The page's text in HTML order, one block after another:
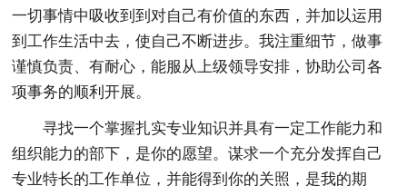
一切事情中吸收到到对自己有价值的东西，并加以运用
到工作生活中去，使自己不断进步。我注重细节，做事
谨慎负责、有耐心，能服从上级领导安排，协助公司各
项事务的顺利开展。
寻找一个掌握扎实专业知识并具有一定工作能力和
组织能力的部下，是你的愿望。谋求一个充分发挥自己
专业特长的工作单位，并能得到你的关照，是我的期